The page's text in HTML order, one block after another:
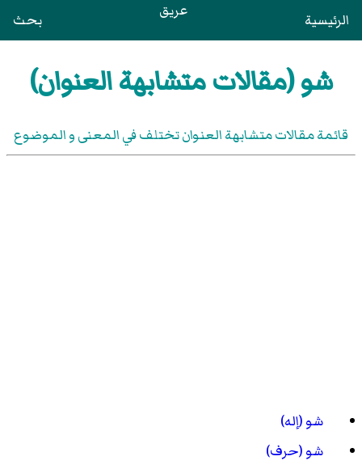
الرئيسية عريق بحث
شو (مقالات متشابهة العنوان)
قائمة مقالات متشابهة العنوان تختلف في المعنى و الموضوع
شو (إله)
شو (حرف)